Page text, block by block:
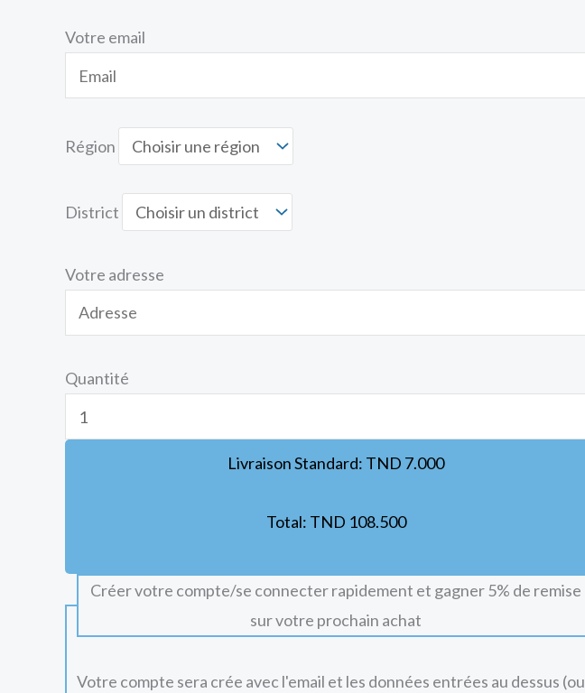
Votre email
Région
District
Votre adresse
Quantité
Livraison Standard: TND 7.000
Total: TND 108.500
Créer votre compte/se connecter rapidement et gagner 5% de remise
sur votre prochain achat
Votre compte sera crée avec l'email et les données entrées au dessus (ou